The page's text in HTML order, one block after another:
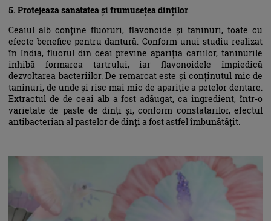
5. Protejează sănătatea și frumusețea dinților
Ceaiul alb conține fluoruri, flavonoide și taninuri, toate cu
efecte benefice pentru dantură. Conform unui studiu realizat
în India, fluorul din ceai previne apariția cariilor, taninurile
inhibă formarea tartrului, iar flavonoidele împiedică
dezvoltarea bacteriilor. De remarcat este și conținutul mic de
taninuri, de unde și risc mai mic de apariție a petelor dentare.
Extractul de de ceai alb a fost adăugat, ca ingredient, într-o
varietate de paste de dinți și, conform constatărilor, efectul
antibacterian al pastelor de dinți a fost astfel îmbunătățit.